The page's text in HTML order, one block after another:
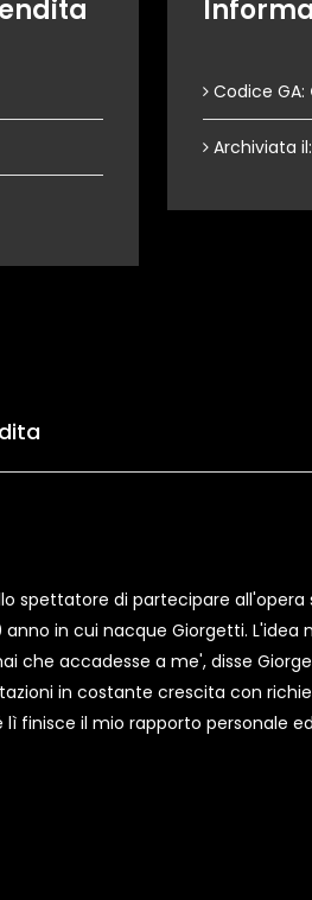
Codice GA:
Archiviata il:
spettatore di partecipare all'opera
in cui nacque Giorgetti.
che accadesse a me', disse
in costante crescita con
finisce il mio rapporto personale